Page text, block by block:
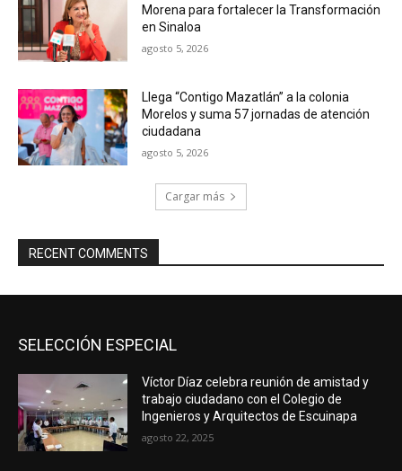
Morena para fortalecer la Transformación
en Sinaloa
agosto 5, 2026
Llega “Contigo Mazatlán” a la colonia
Morelos y suma 57 jornadas de atención
ciudadana
agosto 5, 2026
Cargar más
RECENT COMMENTS
SELECCIÓN ESPECIAL
Víctor Díaz celebra reunión de amistad y
trabajo ciudadano con el Colegio de
Ingenieros y Arquitectos de Escuinapa
agosto 22, 2025